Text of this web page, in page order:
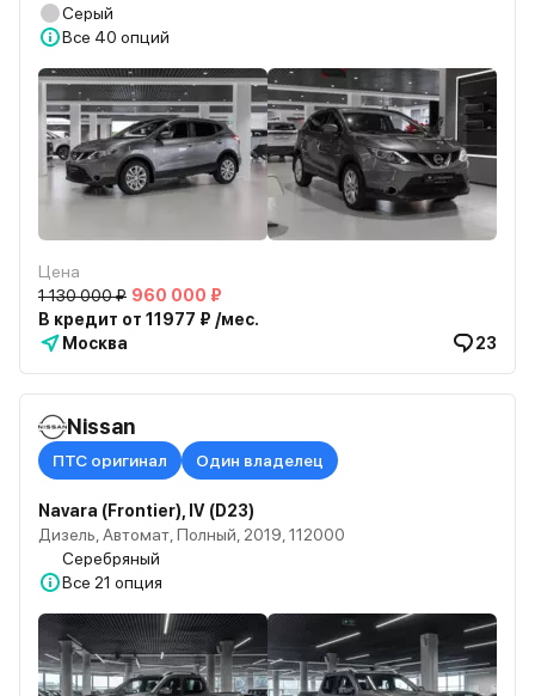
Серый
Все 40 опций
Цена
1 130 000 ₽ 960 000 ₽
В кредит от 11977 ₽ /мес.
Москва
23
Nissan
ПТС оригинал Один владелец
Navara (Frontier), IV (D23)
Дизель, Автомат, Полный, 2019, 112000
Серебряный
Все 21 опция